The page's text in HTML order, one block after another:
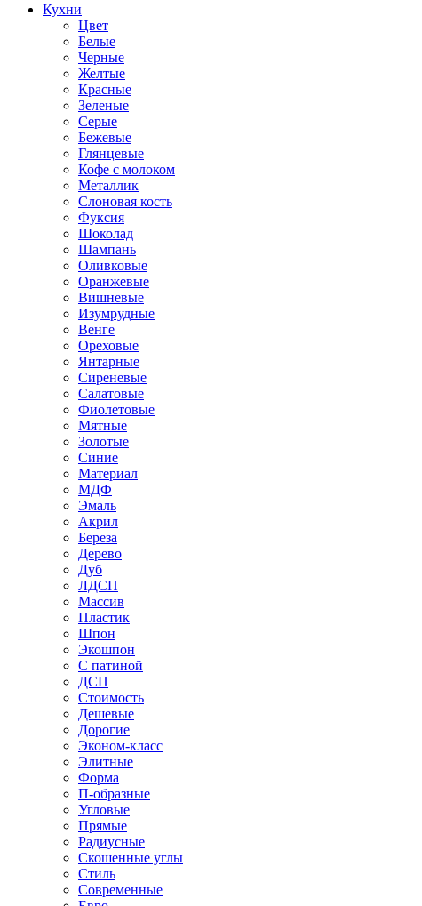
Кухни
Цвет
Белые
Черные
Желтые
Красные
Зеленые
Серые
Бежевые
Глянцевые
Кофе с молоком
Металлик
Слоновая кость
Фуксия
Шоколад
Шампань
Оливковые
Оранжевые
Вишневые
Изумрудные
Венге
Ореховые
Янтарные
Сиреневые
Салатовые
Фиолетовые
Мятные
Золотые
Синие
Материал
МДФ
Эмаль
Акрил
Береза
Дерево
Дуб
ЛДСП
Массив
Пластик
Шпон
Экошпон
С патиной
ДСП
Стоимость
Дешевые
Дорогие
Эконом-класс
Элитные
Форма
П-образные
Угловые
Прямые
Радиусные
Скошенные углы
Стиль
Современные